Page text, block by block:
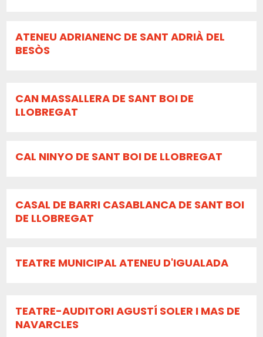
ATENEU ADRIANENC DE SANT ADRIÀ DEL
BESÒS
CAN MASSALLERA DE SANT BOI DE
LLOBREGAT
CAL NINYO DE SANT BOI DE LLOBREGAT
CASAL DE BARRI CASABLANCA DE SANT BOI
DE LLOBREGAT
TEATRE MUNICIPAL ATENEU D'IGUALADA
TEATRE-AUDITORI AGUSTÍ SOLER I MAS DE
NAVARCLES